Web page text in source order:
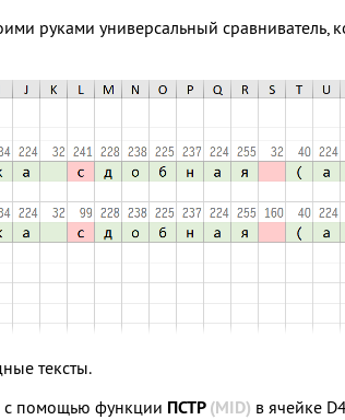
руками универсальный
тексты.
с помощью функции ПСТР(MID) в ячейке